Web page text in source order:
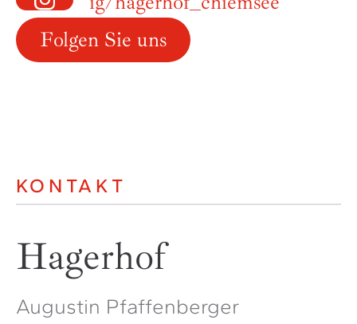
Folgen Sie uns
KONTAKT
Hagerhof
Augustin Pfaffenberger